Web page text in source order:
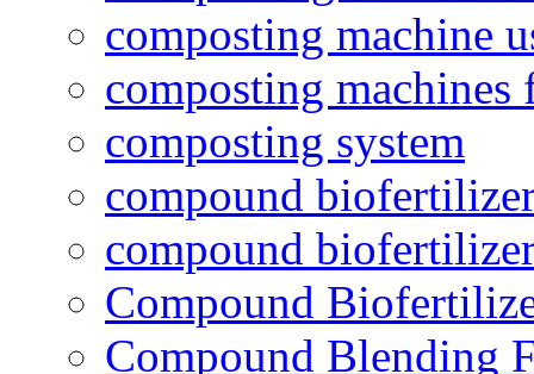
composting machine
composting
composting system
compound
compound
Compound
Compound Blending